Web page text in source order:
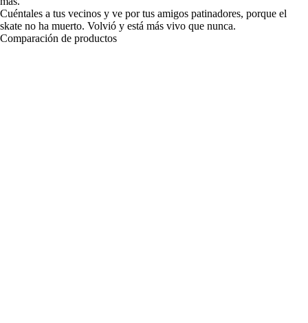
Cuéntales a tus vecinos y ve por tus amigos patinadores, porque el
skate no ha muerto. Volvió y está más vivo que nunca.
Comparación de productos